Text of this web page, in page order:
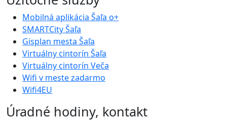
Mobilná aplikácia Šaľa o+
SMARTCity Šaľa
Gisplan mesta Šaľa
Virtuálny cintorín Šaľa
Virtuálny cintorín Veča
Wifi v meste zadarmo
Wifi4EU
Úradné hodiny, kontakt